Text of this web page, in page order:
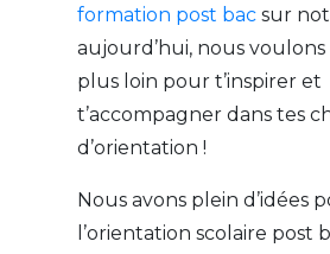
formation post bacsur
aujourd’hui, nous
plus loin pour t’inspirer et
t’accompagner dans tes
d’orientation !
Nous avons plein d’idées
l’orientation scolaire post